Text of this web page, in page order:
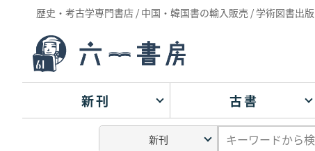
歴史・考古学専門書店 / 中国・韓国書の輸入販売 / 学術図書出版
新刊 古書